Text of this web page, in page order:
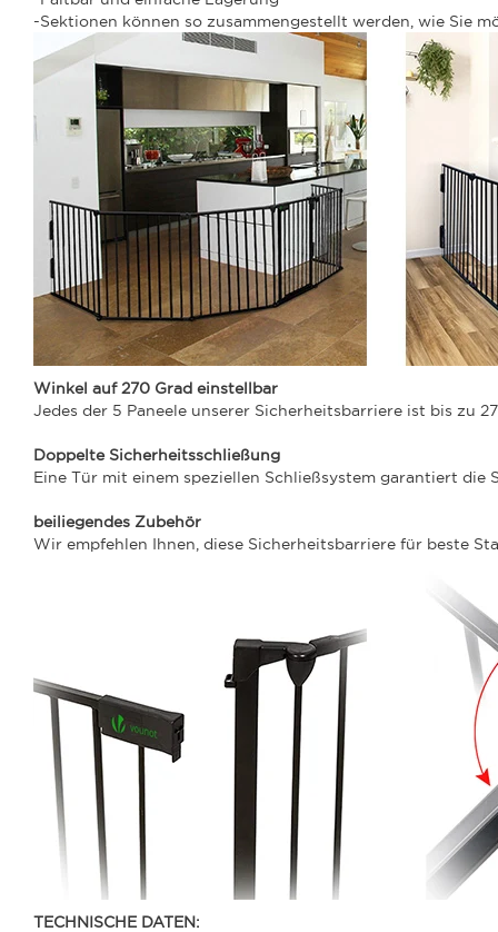
-Sektionen können so zusammengestellt werden, wie Sie
Winkel auf 270 Grad einstellbar
Jedes der 5 Paneele unserer Sicherheitsbarriere ist bis zu
Doppelte Sicherheitsschließung
Eine Tür mit einem speziellen Schließsystem garantiert
beiliegendes Zubehör
Wir empfehlen Ihnen, diese Sicherheitsbarriere für beste
TECHNISCHE DATEN: